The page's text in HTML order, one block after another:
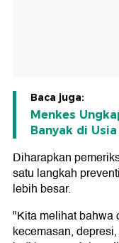
Baca juga:
Menkes
Banyak di
Diharapkan
satu langkah
lebih besar.
"Kita melihat bahwa
kecemasan,